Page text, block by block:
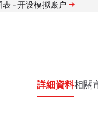
詳細資料相關